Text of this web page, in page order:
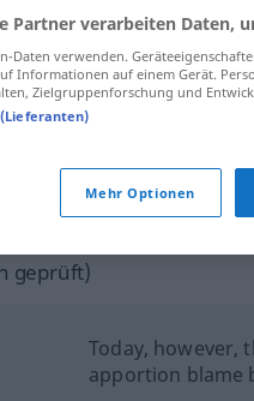
apportion
für "apportion"
geprüft)
Today, however,
apportion blame
Partner verarbeiten Daten,
Daten verwenden.
Informationen auf einem Gerät.
Zielgruppenforschung und
Mehr Optionen